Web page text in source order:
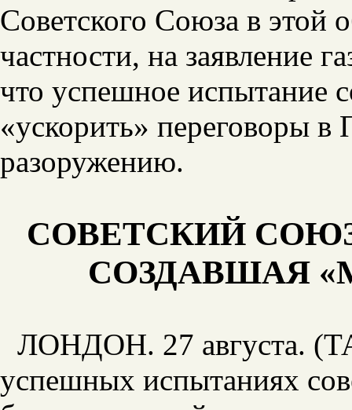
Советского Союза в этой
частности, на заявление
что успешное испытание
«ускорить» переговоры
разоружению.
СОВЕТСКИЙ
СОЗДАВШАЯ
ЛОНДОН. 27 августа.
успешных испытаниях